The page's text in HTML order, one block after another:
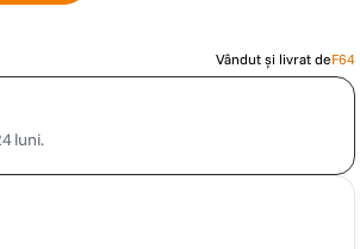
Vândut și livrat deF64
luni.